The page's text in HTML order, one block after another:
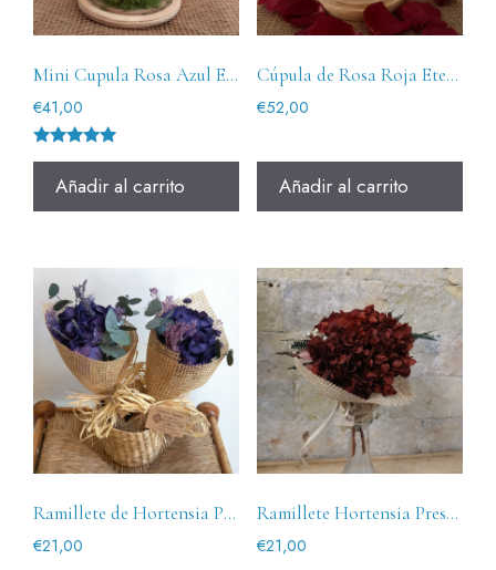
Mini Cupula Rosa Azul Eternity
€41,00
Valorado
5.00Añadir al carrito
Cúpula de Rosa Roja Eternity
€52,00
Añadir al carrito
Ramillete de Hortensia Preservada Lilith
€21,00
Ramillete Hortensia Preservada Granate
€21,00